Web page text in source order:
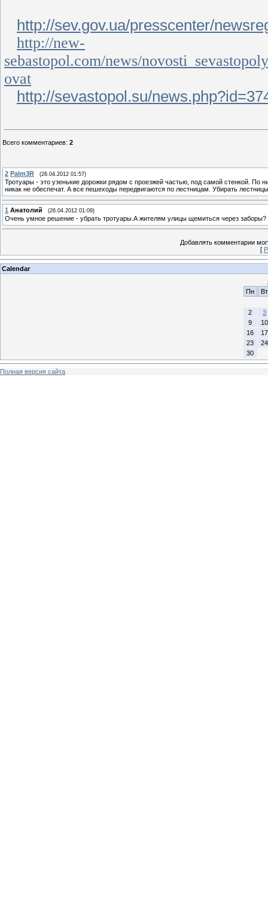
http://sev.gov.ua/presscenter/
http://new-
sebastopol.com/news/
ovat
http://sevastopol.su/
Всего комментариев: 2
2 Palm3R (26.04.2012 01:57)
Тротуары - это узенькие дорожки рядом с проезжей частью, под самой стенкой. По
никак не обеспечат. А все пешеходы передвигаются по лестницам. Убирать
1 Анатолий (26.04.2012 01:09)
Очень умное решение - убрать тротуары.А жителям улицы щемиться через заборы?
Добавлять комментарии
[
Calendar
Пн
Вт
2
3
9
10
16
17
23
24
30
Полная версия сайта